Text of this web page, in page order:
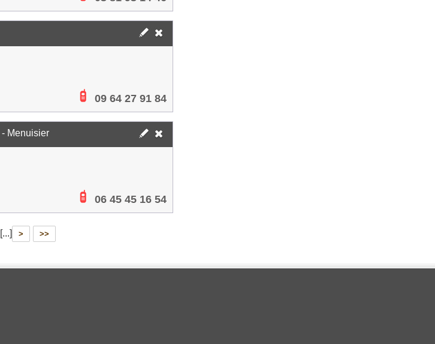
09 64 27 91 84
- Menuisier
06 45 45 16 54
[...] > >>